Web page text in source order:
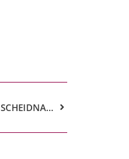
LIBRO DEL MES DE FEBRERO. PASEOS POR EL MUNDO. MANUEL SCHEIDNAGEL